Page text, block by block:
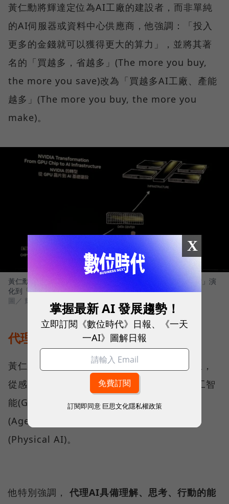
黃仁勳將輝達定位為AI工廠的建設者，而非單純
的AI伺服器或資料中心供應商，他強調：「投入
更多的金錢就可以獲得更大的算力」，並將其著
名的「買越多，省越多」(The more you buy,
the more you save)改為「買越多AI工廠、產能
越多」(The more you buy, the more you
make)。
黃仁勳在5/19日的演說中說明輝達的轉型工程，從「製造晶片」演
化到「打造AI所需的基礎設施」。
圖／ 輝達
代理AI與實體AI發展趨勢
黃仁勳在演講中詳細闡述了AI技術的進化路線，
從感知人工智能(Perception AI)、生成式人工智
能(Generative AI)，到目前的代理人工智能
(Agentic AI)，並指向未來的物理人工智能
(Physical AI)。
他特別強調， 代理AI具備理解、思考、行動的能
X
掌握最新 AI 發展趨勢！
立即訂閱《數位時代》日報、《一天
一AI》圖解日報
訂閱即同意 巨思文化隱私權政策